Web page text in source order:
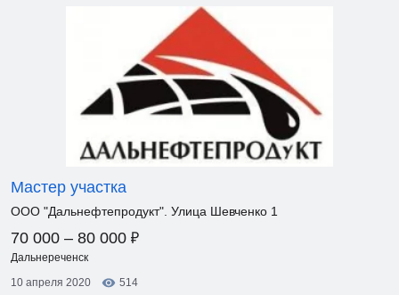
Мастер участка
ООО "Дальнефтепродукт". Улица Шевченко 1
70 000 – 80 000 ₽
Дальнереченск
10 апреля 2020
514